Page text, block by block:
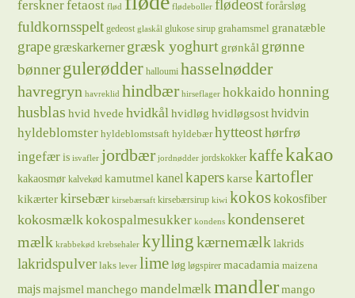
fersknerfetaost flød flødeboller flødeost forårsløg
fuldkornsspelt gedeost glaskål glukose sirup grahamsmel granatæble
grape græskarkernergræsk yoghurt grønkål grønne
bønnergulerødder halloumi hasselnødder
havregryn havreklid hindbær hirseflager hokkaido honning
husblas hvid hvede hvidkålhvidløg hvidløgsost hvidvin
hyldeblomster hyldeblomstsaft hyldebær hytteosthørfrø
ingefær is isvafler jordbær jordnødder jordskokker kaffekakao
kakaosmør kalvekød kamutmel kanelkaperskarse kartofler
kikærterkirsebær kirsebærsaft kirsebærsirup kiwi kokoskokosfiber
kokosmælkkokospalmesukker kondens kondenseret
mælk krabbekød krebsehaler kylling kærnemælk lakrids
lakridspulver laks lever lime løg løgspirer macadamia maizena
majsmajsmel manchego mandelmælkmandler mango